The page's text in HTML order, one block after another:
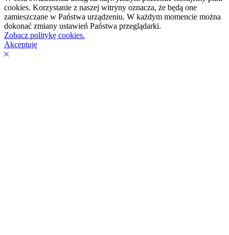
cookies. Korzystanie z naszej witryny oznacza, że będą one
zamieszczane w Państwa urządzeniu. W każdym momencie można
dokonać zmiany ustawień Państwa przeglądarki.
Zobacz politykę cookies.
Akceptuję